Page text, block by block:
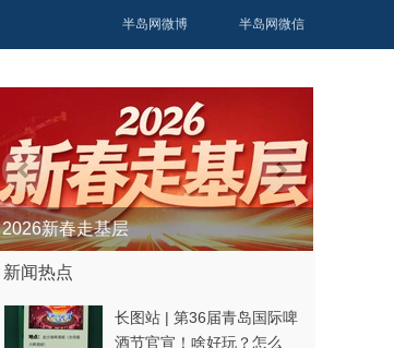
半岛网微博 半岛网微信
青春逐梦正当时——聚焦2026年中...
新闻热点
长图站 | 第36届青岛国际啤
酒节官宣！啥好玩？怎么